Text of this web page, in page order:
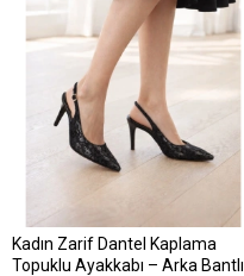
Kadın Zarif Dantel Kaplama
Topuklu Ayakkabı – Arka Bantlı